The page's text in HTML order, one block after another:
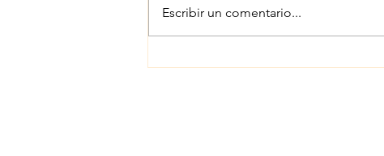
Escribir un comentario...